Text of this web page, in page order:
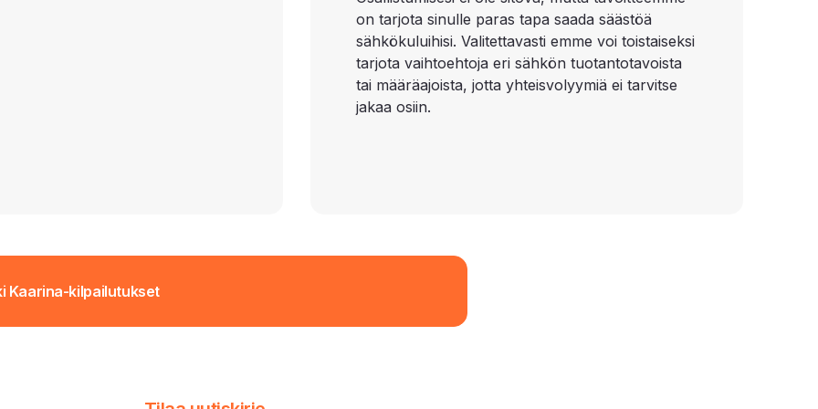
on tarjota sinulle paras tapa saada säästöä
sähkökuluihisi. Valitettavasti emme voi toistaiseksi
tarjota vaihtoehtoja eri sähkön tuotantotavoista
tai määräajoista, jotta yhteisvolyymiä ei tarvitse
jakaa osiin.
Kaarina-kilpailutukset